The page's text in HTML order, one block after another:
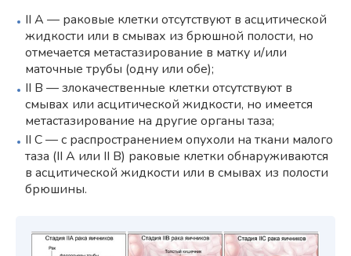
II A — раковые клетки отсутствуют в асцитической
жидкости или в смывах из брюшной полости, но
отмечается метастазирование в матку и/или
маточные трубы (одну или обе);
II B — злокачественные клетки отсутствуют в
смывах или асцитической жидкости, но имеется
метастазирование на другие органы таза;
II C — с распространением опухоли на ткани малого
таза (II A или II B) раковые клетки обнаруживаются
в асцитической жидкости или в смывах из полости
брюшины.